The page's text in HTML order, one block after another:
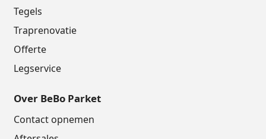
Tegels
Traprenovatie
Offerte
Legservice
Over BeBo Parket
Contact opnemen